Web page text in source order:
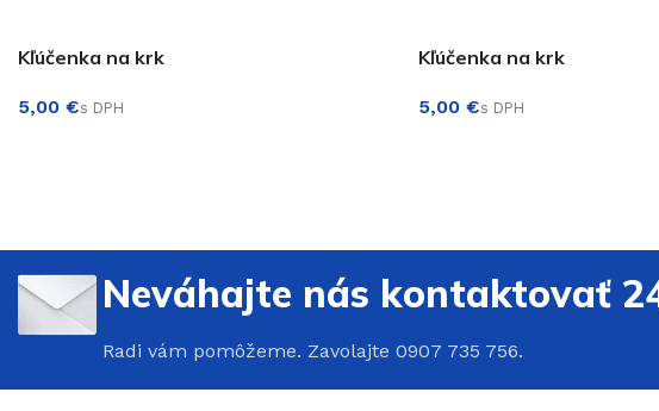
Kľúčenka na krk
€
Kľúčenka na krk
€
Neváhajte nás kontaktovať
Radi vám pomôžeme. Zavolajte 0907 735 756.